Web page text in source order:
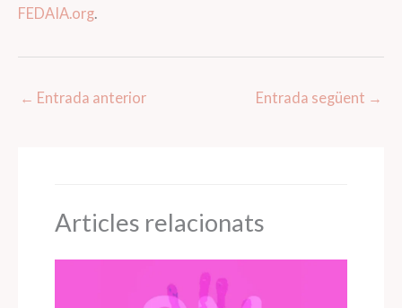
FEDAIA.org.
← Entrada anterior Entrada següent →
Articles relacionats